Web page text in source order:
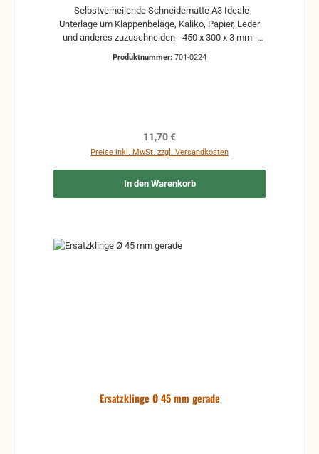
Unterlage um Klappenbeläge, Kaliko, Papier, Leder
und anderes zuzuschneiden - 450 x 300 x 3 mm -
Produktnummer: 701-0224
Regulärer Preis:
11,70 €
Preise inkl. MwSt. zzgl. Versandkosten
In den Warenkorb
Ersatzklinge Ø 45 mm gerade